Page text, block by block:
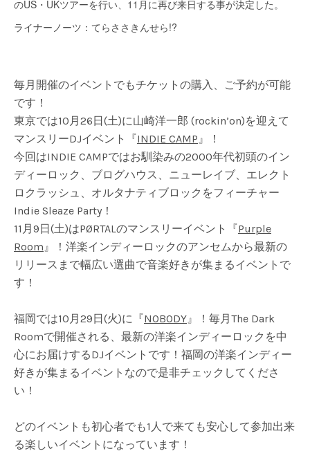
毎月開催のイベントでもチケットの購入、ご予約が可能
です！
東京では10月26日(土)に山崎洋一郎 (rockin’on)を迎えて
マンスリーDJイベント『INDIE CAMP』！
今回はINDIE CAMPではお馴染みの2000年代初頭のイン
ディーロック、ブログハウス、ニューレイブ、エレクト
ロクラッシュ、オルタナティブロックをフィーチャー
Indie Sleaze Party！
11月9日(土)はPØRTALのマンスリーイベント『Purple
Room』！洋楽インディーロックのアンセムから最新の
リリースまで幅広い選曲で音楽好きが集まるイベントで
す！
福岡では10月29日(火)に『NOBODY』！毎月The Dark
Roomで開催される、最新の洋楽インディーロックを中
心にお届けするDJイベントです！福岡の洋楽インディー
好きが集まるイベントなので是非チェックしてくださ
い！
どのイベントも初心者でも1人で来ても安心して参加出来
る楽しいイベントになっています！